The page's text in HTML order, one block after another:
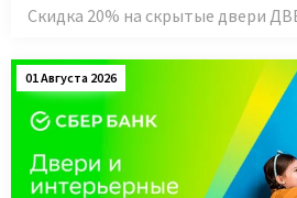
Скидка 20% на скрытые двери
01 Августа 2026